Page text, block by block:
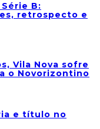
B:
retrospecto e
Vila Nova sofre
o Novorizontino
e título no